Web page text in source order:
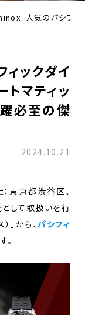
」人気のパシフ
ックダイ
マティッ
必至の傑
2024.10.21
東京都渋谷区、
して取扱いを行
」から、 パシフィ
。